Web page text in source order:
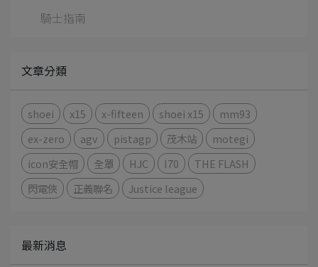
騎士指南
文章分類
shoei x15 x-fifteen shoei x15
mm93
ex-zero
agv pistagp 茂木站
motegi
icon安全帽
全罩 HJC I70
THE FLASH
閃電俠
正義聯名 Justice league
最新消息